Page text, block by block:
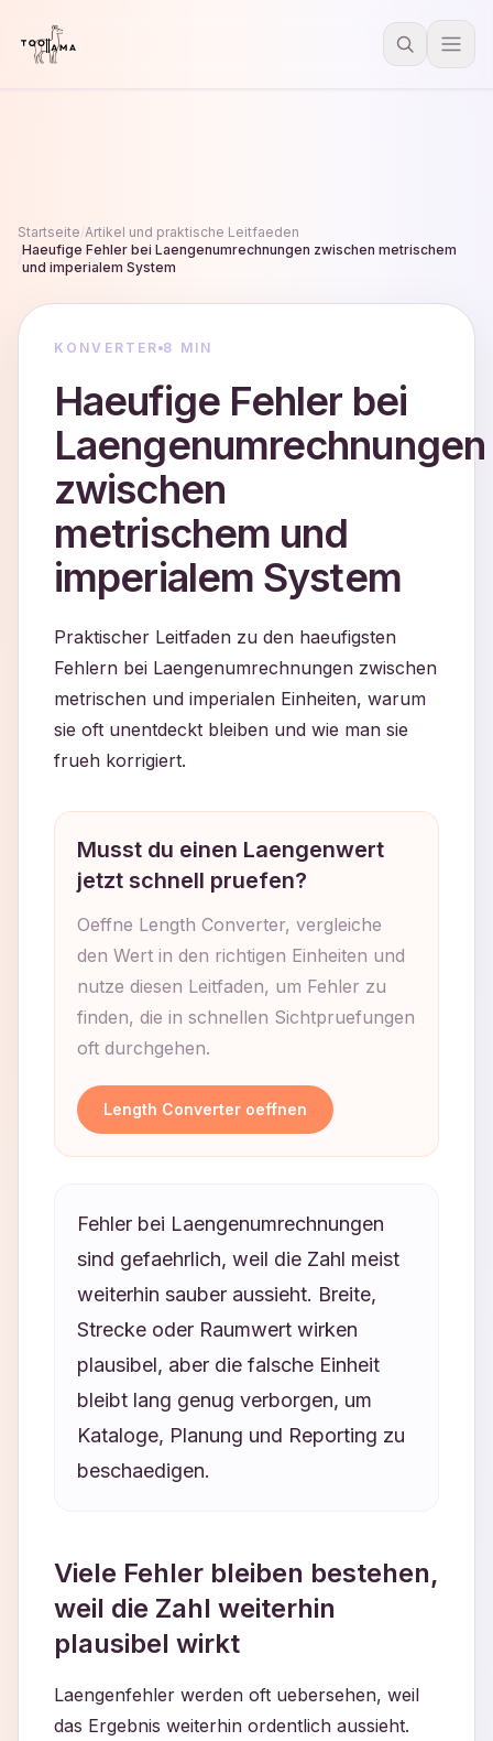
Startseite Artikel und praktische Leitfaeden
Haeufige Fehler bei Laengenumrechnungen zwischen metrischem
und imperialem System
KONVERTER 8 MIN
Haeufige Fehler bei
Laengenumrechnungen
zwischen
metrischem und
imperialem System
Praktischer Leitfaden zu den haeufigsten
Fehlern bei Laengenumrechnungen zwischen
metrischen und imperialen Einheiten, warum
sie oft unentdeckt bleiben und wie man sie
frueh korrigiert.
Musst du einen Laengenwert
jetzt schnell pruefen?
Oeffne Length Converter, vergleiche
den Wert in den richtigen Einheiten und
nutze diesen Leitfaden, um Fehler zu
finden, die in schnellen Sichtpruefungen
oft durchgehen.
Length Converter oeffnen
Fehler bei Laengenumrechnungen
sind gefaehrlich, weil die Zahl meist
weiterhin sauber aussieht. Breite,
Strecke oder Raumwert wirken
plausibel, aber die falsche Einheit
bleibt lang genug verborgen, um
Kataloge, Planung und Reporting zu
beschaedigen.
Viele Fehler bleiben bestehen,
weil die Zahl weiterhin
plausibel wirkt
Laengenfehler werden oft uebersehen, weil
das Ergebnis weiterhin ordentlich aussieht.